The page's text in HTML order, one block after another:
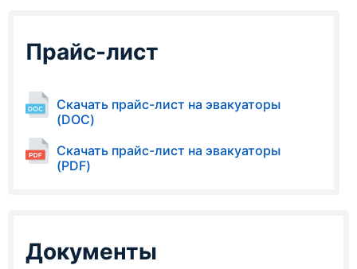
Прайс-лист
Скачать прайс-лист на эвакуаторы
(DOC)
Скачать прайс-лист на эвакуаторы
(PDF)
Документы